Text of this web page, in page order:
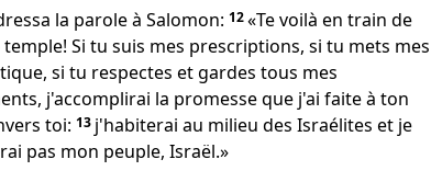
la parole à Salomon: 12«Te voilà en train de
Si tu suis mes prescriptions, si tu mets mes
si tu respectes et gardes tous mes
j'accomplirai la promesse que j'ai faite à ton
toi: 13 j'habiterai au milieu des Israélites et je
pas mon peuple, Israël.»